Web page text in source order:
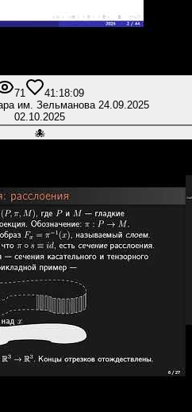
71 41:18:09
им. Зельманова 24.09.2025
02.10.2025
🐙